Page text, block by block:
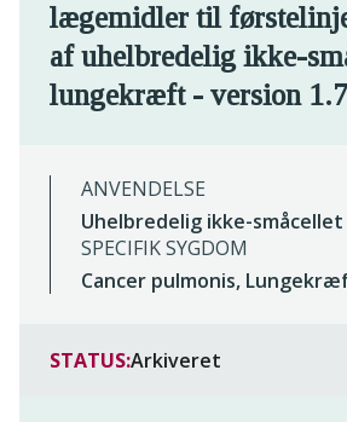
lægemidler til
af uhelbredelig ikke-
lungekræft - version 1.7
ANVENDELSE
Uhelbredelig ikke-
SPECIFIK SYGDOM
Cancer pulmonis,
STATUS:Arkiveret